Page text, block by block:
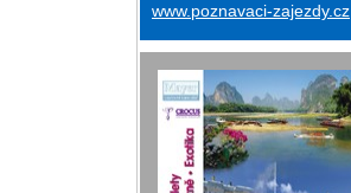
www.poznavaci-zajezdy.cz